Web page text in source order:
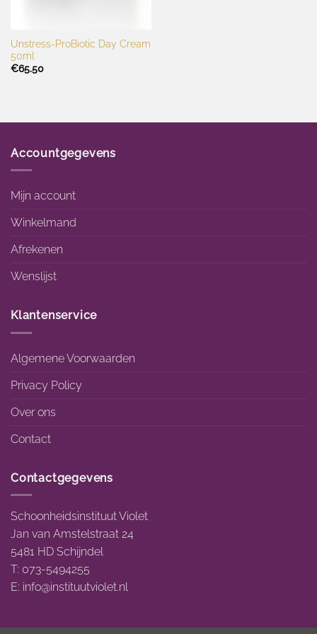
Unstress-ProBiotic Day Cream
50ml
€65.50
Accountgegevens
Mijn account
Winkelmand
Afrekenen
Wenslijst
Klantenservice
Algemene Voorwaarden
Privacy Policy
Over ons
Contact
Contactgegevens
Schoonheidsinstituut Violet
Jan van Amstelstraat 24
5481 HD Schijndel
T: 073-5494255
E: info@instituutviolet.nl